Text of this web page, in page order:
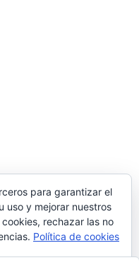
para garantizar el
uso y mejorar nuestros
rechazar las no
Política de cookies